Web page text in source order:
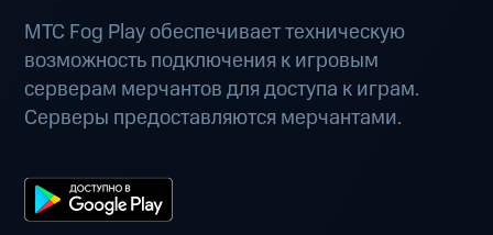
МТС Fog Play обеспечивает техническую
возможность подключения к игровым
серверам мерчантов для доступа к играм.
Серверы предоставляются мерчантами.